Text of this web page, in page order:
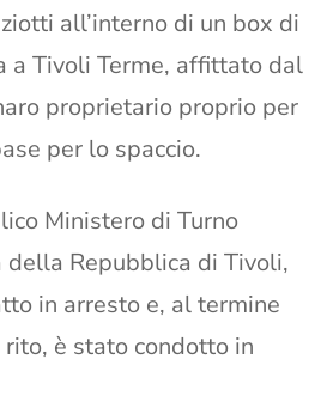
all’interno di un box di
a Tivoli Terme, affittato dal
proprietario proprio per
per lo spaccio.
Ministero di Turno
della Repubblica di Tivoli,
in arresto e, al termine
è stato condotto in